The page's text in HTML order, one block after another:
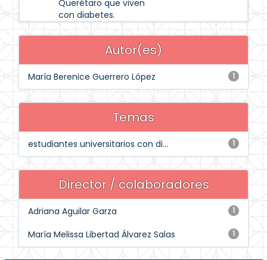
Querétaro que viven
con diabetes.
Autor(es)
1
María Berenice Guerrero López
Temas
1
estudiantes universitarios con di...
Director / colaboradores
1
Adriana Aguilar Garza
1
María Melissa Libertad Álvarez Salas